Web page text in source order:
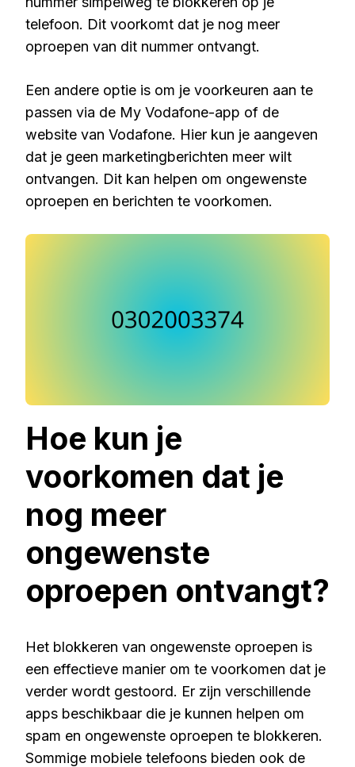
telefoon. Dit voorkomt dat je nog meer
oproepen van dit nummer ontvangt.
Een andere optie is om je voorkeuren aan te
passen via de My Vodafone-app of de
website van Vodafone. Hier kun je aangeven
dat je geen marketingberichten meer wilt
ontvangen. Dit kan helpen om ongewenste
oproepen en berichten te voorkomen.
Hoe kun je
voorkomen dat je
nog meer
ongewenste
oproepen ontvangt?
Het blokkeren van ongewenste oproepen is
een effectieve manier om te voorkomen dat je
verder wordt gestoord. Er zijn verschillende
apps beschikbaar die je kunnen helpen om
spam en ongewenste oproepen te blokkeren.
Sommige mobiele telefoons bieden ook de